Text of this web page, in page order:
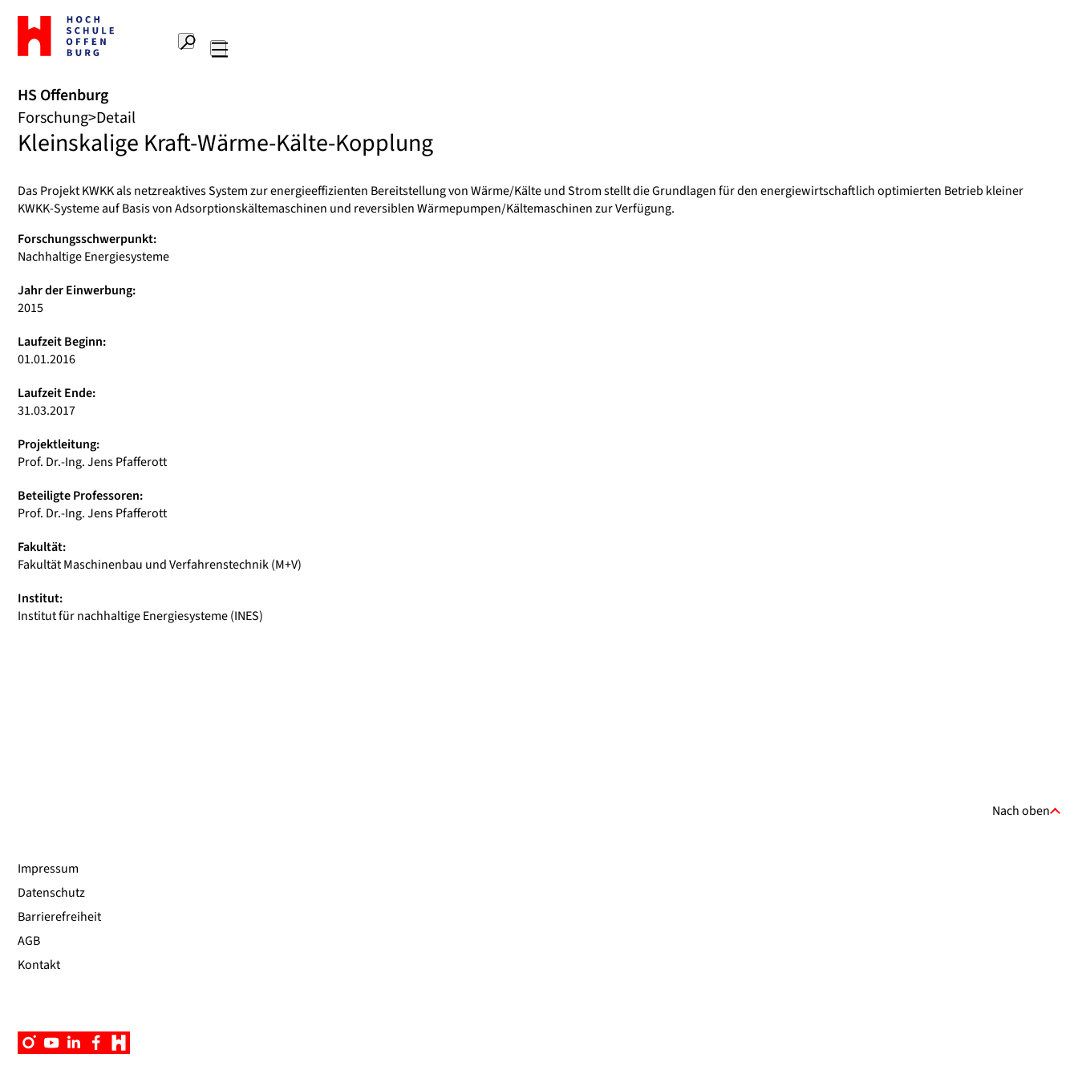
Zur
Startseite
Hochschule
Suche
HS Offenburg
Forschung Detail
Kleinskalige Kraft-Wärme-Kälte-Kopplung
Das Projekt KWKK als netzreaktives System zur energieeffizienten Bereitstellung von Wärme/Kälte und Strom stellt die Grundlagen für den energiewirtschaftlich optimierten Betrieb kleiner
KWKK-Systeme auf Basis von Adsorptionskältemaschinen und reversiblen Wärmepumpen/Kältemaschinen zur Verfügung.
Forschungsschwerpunkt:
Nachhaltige Energiesysteme
Jahr der Einwerbung:
2015
Laufzeit Beginn:
01.01.2016
Laufzeit Ende:
31.03.2017
Projektleitung:
Prof. Dr.-Ing. Jens Pfafferott
Beteiligte Professoren:
Prof. Dr.-Ing. Jens Pfafferott
Fakultät:
Fakultät Maschinenbau und Verfahrenstechnik (M+V)
Institut:
Institut für nachhaltige Energiesysteme (INES)
Nach oben
Impressum
Datenschutz
Barrierefreiheit
AGB
Kontakt
Instagram
YouTubeLinkedinFacebookCampus
App